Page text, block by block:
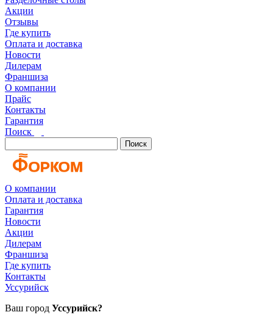
Акции
Отзывы
Где купить
Оплата и доставка
Новости
Дилерам
Франшиза
О компании
Прайс
Контакты
Гарантия
Поиск
Поиск
О компании
Оплата и доставка
Гарантия
Новости
Акции
Дилерам
Франшиза
Где купить
Контакты
Уссурийск
Ваш город Уссурийск?